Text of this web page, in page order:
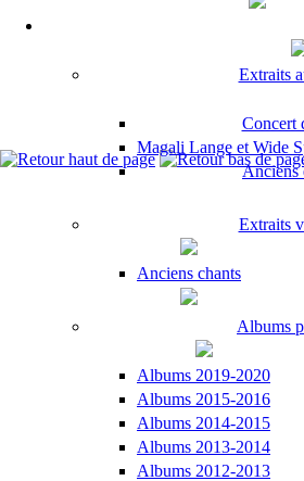
Extraits
Concert
Magali Lange et Wide
Anciens
Extraits
Anciens chants
Albums
Albums 2019-2020
Albums 2015-2016
Albums 2014-2015
Albums 2013-2014
Albums 2012-2013